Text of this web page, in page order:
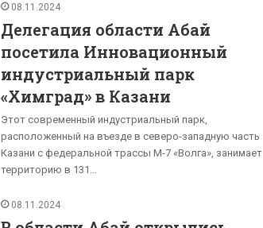
08.11.2024
Делегация области Абай
посетила Инновационный
индустриальный парк
«Химград» в Казани
Этот современный индустриальный парк,
расположенный на въезде в северо-западную часть
Казани с федеральной трассы М-7 «Волга», занимает
территорию в 131…
08.11.2024